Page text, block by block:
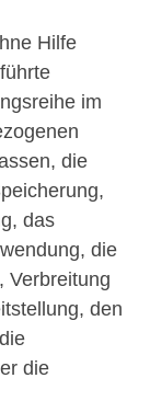
Hilfe
im
die
das
die
Verbreitung
den
die